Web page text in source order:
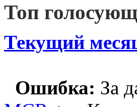
Топ
Текущий
Ошибка: За